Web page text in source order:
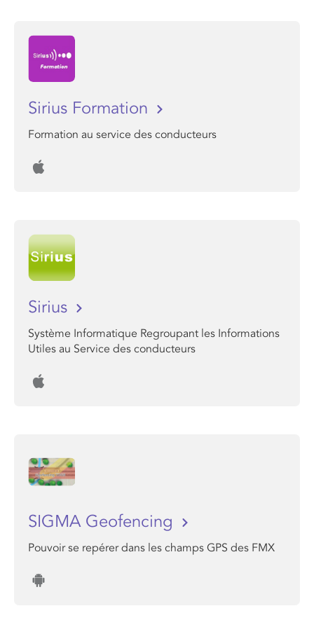
Sirius Formation
Formation au service des conducteurs
Sirius
Système Informatique Regroupant les Informations
Utiles au Service des conducteurs
SIGMA Geofencing
Pouvoir se repérer dans les champs GPS des FMX